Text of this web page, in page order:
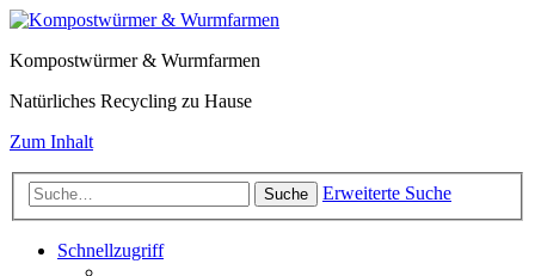
Kompostwürmer & Wurmfarmen
Natürliches Recycling zu Hause
Zum Inhalt
Suche Erweiterte Suche
Schnellzugriff